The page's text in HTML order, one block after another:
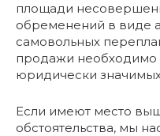
площади
обременений в виде
самовольных
продажи необходимо
юридически
Если имеют место
обстоятельства, мы